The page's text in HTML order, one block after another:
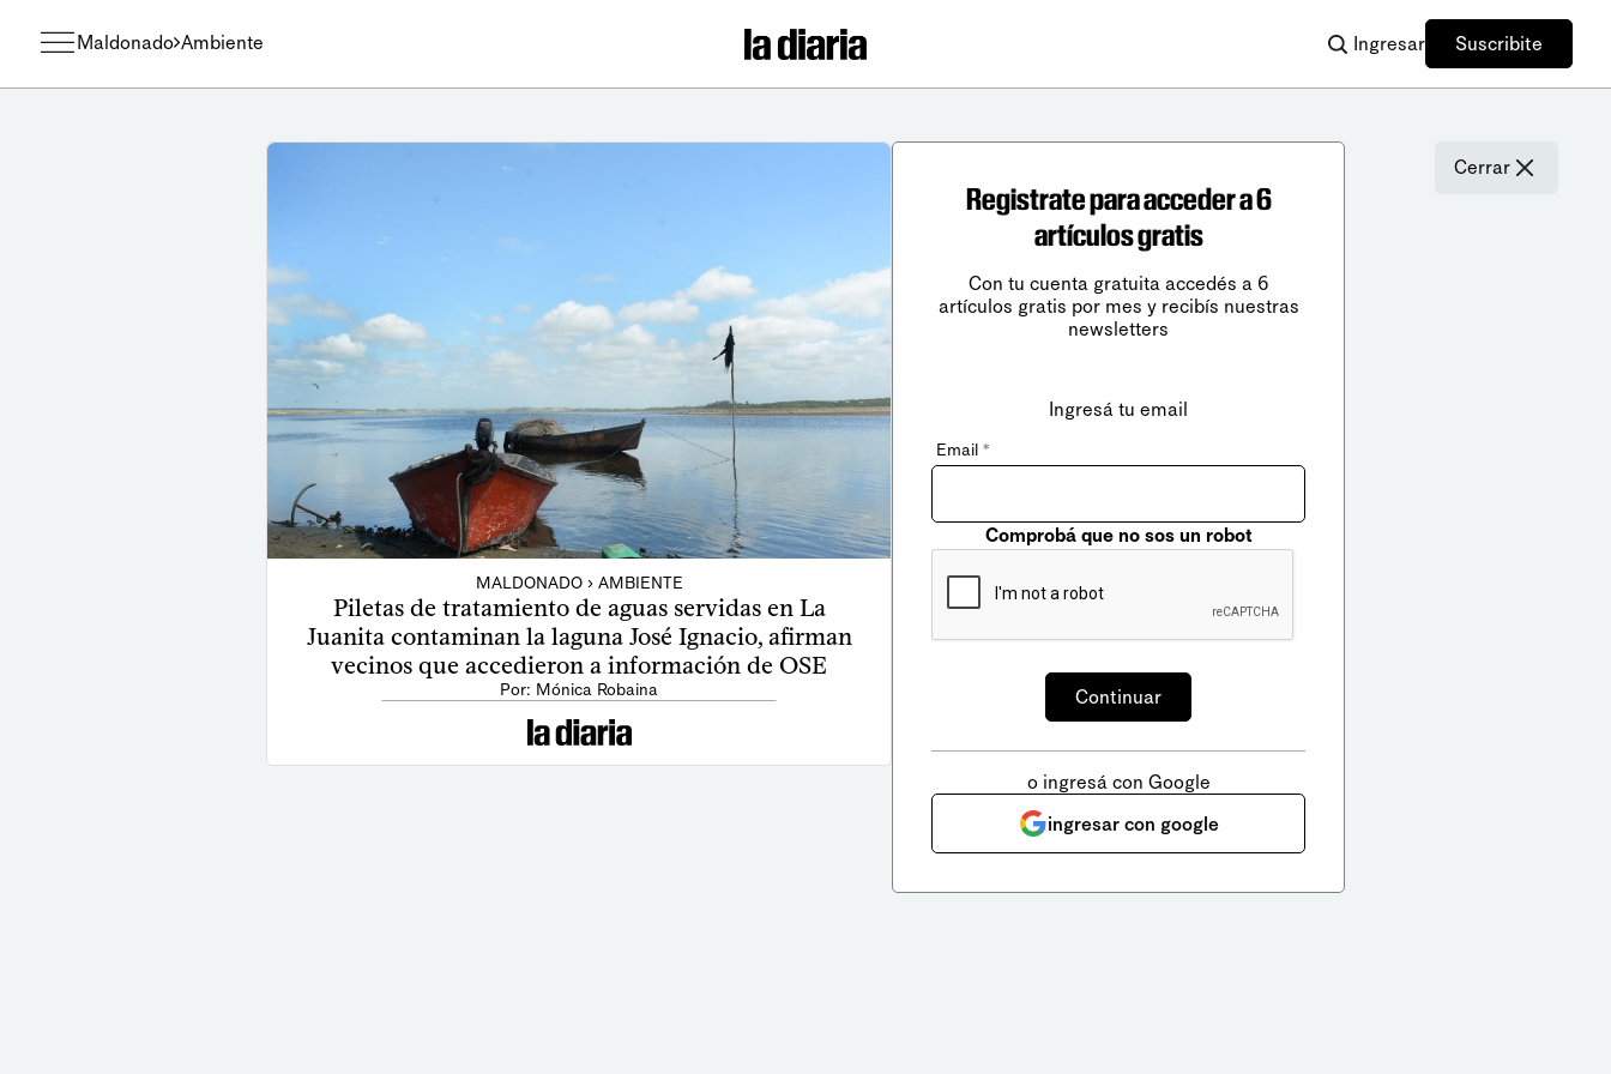
Maldonado Ambiente Ingresar Suscribite
MALDONADO › AMBIENTE
Piletas de tratamiento de aguas servidas en La
Juanita contaminan la laguna José Ignacio, afirman
vecinos que accedieron a información de OSE
Por: Mónica Robaina
Cerrar
Registrate para acceder a 6
artículos gratis
Con tu cuenta gratuita accedés a 6
artículos gratis por mes y recibís nuestras
newsletters
Ingresá tu email
Email *
Comprobá que no sos un robot
o ingresá con Google
ingresar con google